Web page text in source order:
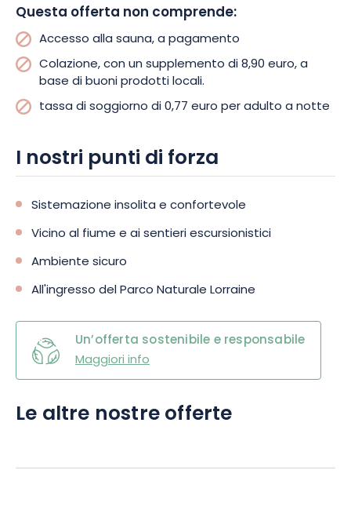
soggiorno sulle rive della Mosa, nell’incantevole cornice del
Village des Fées. Prenotate subito e lasciatevi trasportare
dalla magia del luogo!
Questa offerta non comprende:
Accesso alla sauna, a pagamento
Colazione, con un supplemento di 8,90 euro, a
base di buoni prodotti locali.
tassa di soggiorno di 0,77 euro per adulto a notte
I nostri punti di forza
Sistemazione insolita e confortevole
Vicino al fiume e ai sentieri escursionistici
Ambiente sicuro
All'ingresso del Parco Naturale Lorraine
Un’offerta sostenibile e responsabile
Maggiori info
Le altre nostre offerte